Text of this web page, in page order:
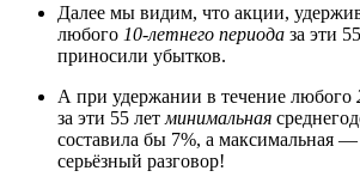
Далее мы видим, что акции,
любого 10-летнего периода за эти
приносили убытков.
А при удержании в течение любого
за эти 55 лет минимальная
составила бы 7%, а максимальная
серьёзный разговор!